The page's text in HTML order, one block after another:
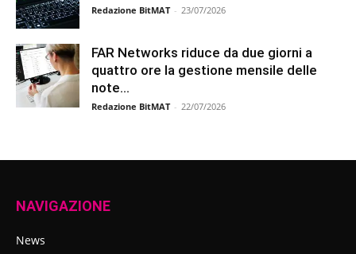
Redazione BitMAT - 23/07/2026
FAR Networks riduce da due giorni a
quattro ore la gestione mensile delle
note...
Redazione BitMAT - 22/07/2026
NAVIGAZIONE
News